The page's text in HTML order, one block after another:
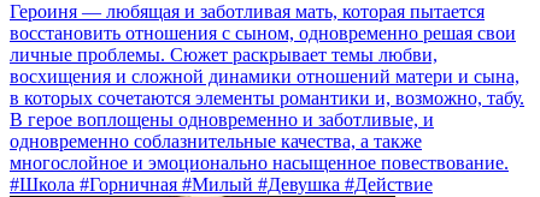
Героиня — любящая и заботливая мать, которая пытается
восстановить отношения с сыном, одновременно решая свои
личные проблемы. Сюжет раскрывает темы любви,
восхищения и сложной динамики отношений матери и сына,
в которых сочетаются элементы романтики и, возможно, табу.
В герое воплощены одновременно и заботливые, и
одновременно соблазнительные качества, а также
многослойное и эмоционально насыщенное повествование.
#Школа #Горничная #Милый #Девушка #Действие